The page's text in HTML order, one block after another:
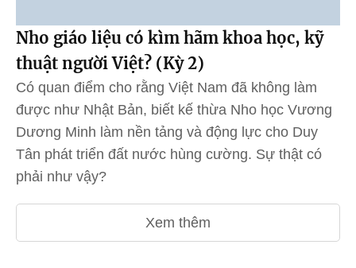
Nho giáo liệu có kìm hãm khoa học, kỹ
thuật người Việt? (Kỳ 2)
Có quan điểm cho rằng Việt Nam đã không làm
được như Nhật Bản, biết kế thừa Nho học Vương
Dương Minh làm nền tảng và động lực cho Duy
Tân phát triển đất nước hùng cường. Sự thật có
phải như vậy?
Xem thêm